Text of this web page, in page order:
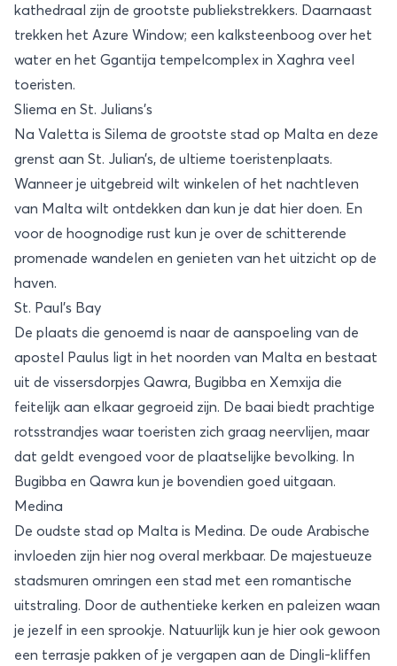
kathedraal zijn de grootste publiekstrekkers. Daarnaast
trekken het Azure Window; een kalksteenboog over het
water en het Ggantija tempelcomplex in Xaghra veel
toeristen.
Sliema en St. Julians’s
Na Valetta is Silema de grootste stad op Malta en deze
grenst aan St. Julian’s, de ultieme toeristenplaats.
Wanneer je uitgebreid wilt winkelen of het nachtleven
van Malta wilt ontdekken dan kun je dat hier doen. En
voor de hoognodige rust kun je over de schitterende
promenade wandelen en genieten van het uitzicht op de
haven.
St. Paul’s Bay
De plaats die genoemd is naar de aanspoeling van de
apostel Paulus ligt in het noorden van Malta en bestaat
uit de vissersdorpjes Qawra, Bugibba en Xemxija die
feitelijk aan elkaar gegroeid zijn. De baai biedt prachtige
rotsstrandjes waar toeristen zich graag neervlijen, maar
dat geldt evengoed voor de plaatselijke bevolking. In
Bugibba en Qawra kun je bovendien goed uitgaan.
Medina
De oudste stad op Malta is Medina. De oude Arabische
invloeden zijn hier nog overal merkbaar. De majestueuze
stadsmuren omringen een stad met een romantische
uitstraling. Door de authentieke kerken en paleizen waan
je jezelf in een sprookje. Natuurlijk kun je hier ook gewoon
een terrasje pakken of je vergapen aan de Dingli-kliffen